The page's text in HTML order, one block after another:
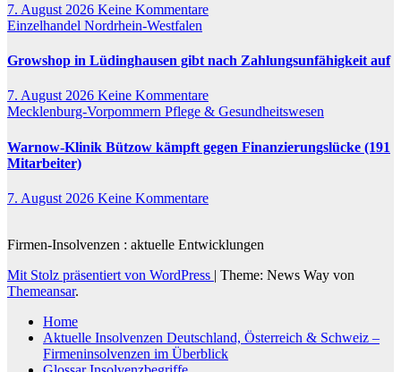
7. August 2026 Keine Kommentare
Einzelhandel Nordrhein-Westfalen
Growshop in Lüdinghausen gibt nach Zahlungsunfähigkeit auf
7. August 2026 Keine Kommentare
Mecklenburg-Vorpommern Pflege & Gesundheitswesen
Warnow-Klinik Bützow kämpft gegen Finanzierungslücke (191
Mitarbeiter)
7. August 2026 Keine Kommentare
Firmen-Insolvenzen : aktuelle Entwicklungen
Mit Stolz präsentiert von WordPress | Theme: News Way von
Themeansar.
Home
Aktuelle Insolvenzen Deutschland, Österreich & Schweiz –
Firmeninsolvenzen im Überblick